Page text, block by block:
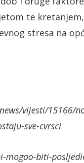
te
stresa na
vijesti/15166/
sve-cvrsci
biti-